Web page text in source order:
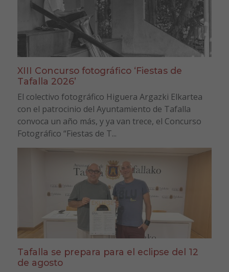
XIII Concurso fotográfico ‘Fiestas de
Tafalla 2026’
El colectivo fotográfico Higuera Argazki Elkartea
con el patrocinio del Ayuntamiento de Tafalla
convoca un año más, y ya van trece, el Concurso
Fotográfico “Fiestas de T...
Tafalla se prepara para el eclipse del 12
de agosto